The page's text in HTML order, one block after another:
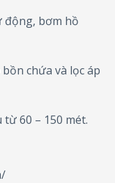
bơm hồ
chứa và lọc áp
60 – 150 mét.